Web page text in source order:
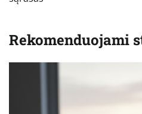
Rekomenduojami